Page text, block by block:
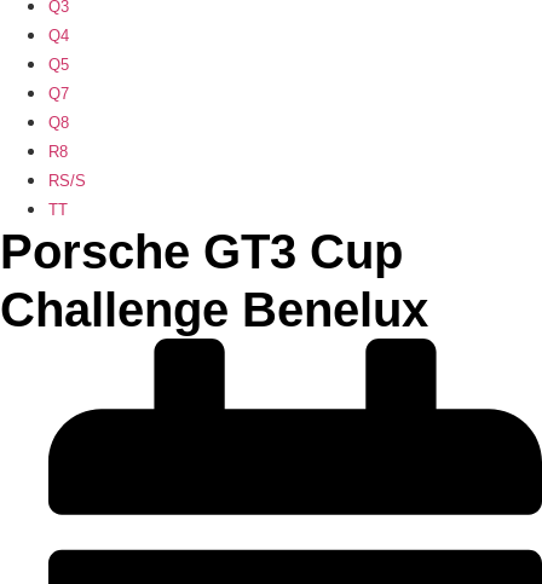
Q3
Q4
Q5
Q7
Q8
R8
RS/S
TT
Porsche GT3 Cup
Challenge Benelux